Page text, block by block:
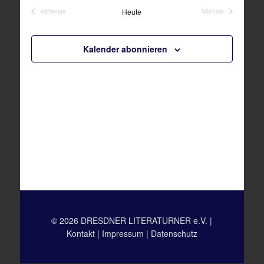
Ansichten,
Vorherige
Heute
Nächste
Kalender abonnieren
© 2026 DRESDNER LITERATURNER e.V. |
Kontakt| Impressum | Datenschutz